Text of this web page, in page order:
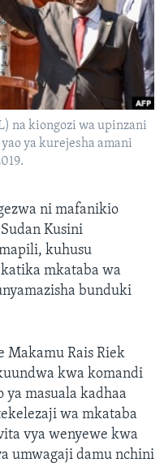
na kiongozi wa upinzani
ya kurejesha amani
ni mafanikio
Kusini
kuhusu
mkataba wa
bunduki
Makamu Rais Riek
kwa komandi
ya masuala kadhaa
wa mkataba
vya wenyewe kwa
umwagaji damu nchini